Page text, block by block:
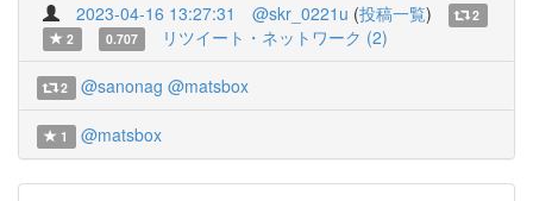
2023-04-16 13:27:31 @skr_0221u (投稿一覧)
2
2
0.707 リツイート・ネットワーク (2)
2 @sanonag @matsbox
1 @matsbox